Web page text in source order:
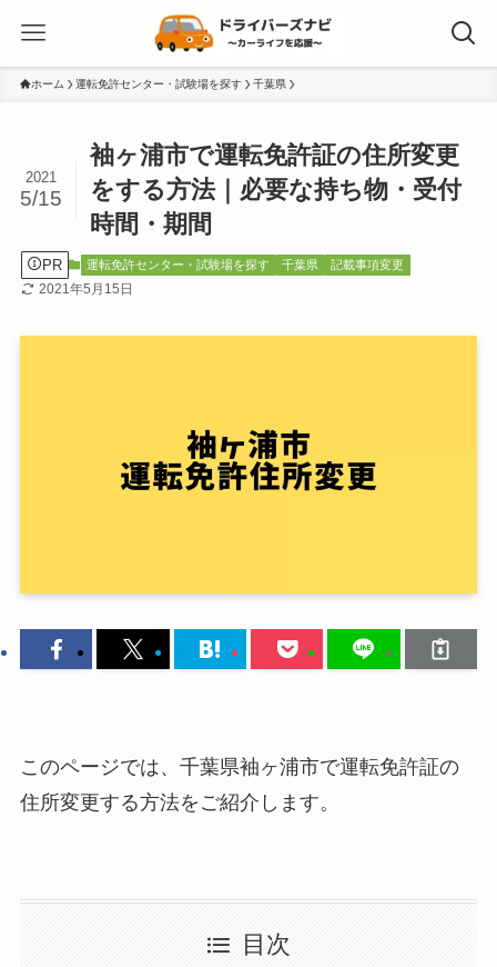
ホーム 運転免許センター・試験場を探す 千葉県
袖ヶ浦市で運転免許証の住所変更
をする方法｜必要な持ち物・受付
時間・期間
2021
5/15
PR 運転免許センター・試験場を探す 千葉県 記載事項変更
2021年5月15日
このページでは、千葉県袖ヶ浦市で運転免許証の
住所変更する方法をご紹介します。
目次